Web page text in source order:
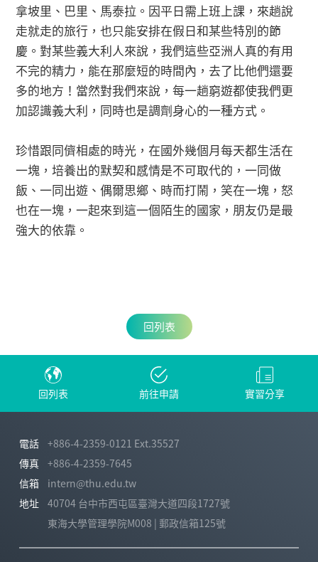
拿坡里、巴里、馬泰拉。因平日需上班上課，來趟說
走就走的旅行，也只能安排在假日和某些特別的節
慶。對某些義大利人來說，我們這些亞洲人真的有用
不完的精力，能在那麼短的時間內，去了比他們還要
多的地方！當然對我們來說，每一趟窮遊都使我們更
加認識義大利，同時也是調劑身心的一種方式。
珍惜跟同儕相處的時光，在國外幾個月每天都生活在
一塊，培養出的默契和感情是不可取代的，一同做
飯、一同出遊、偶爾思鄉、時而打鬧，笑在一塊，怒
也在一塊，一起來到這一個陌生的國家，朋友仍是最
強大的依靠。
回列表
回列表 前往申請 實習分享
電話
+886-4-2359-0121 Ext.35527
傳真
+886-4-2359-7645
信箱
intern@thu.edu.tw
地址
40704 台中市西屯區臺灣大道四段1727號
東海大學管理學院M008 | 郵政信箱125號